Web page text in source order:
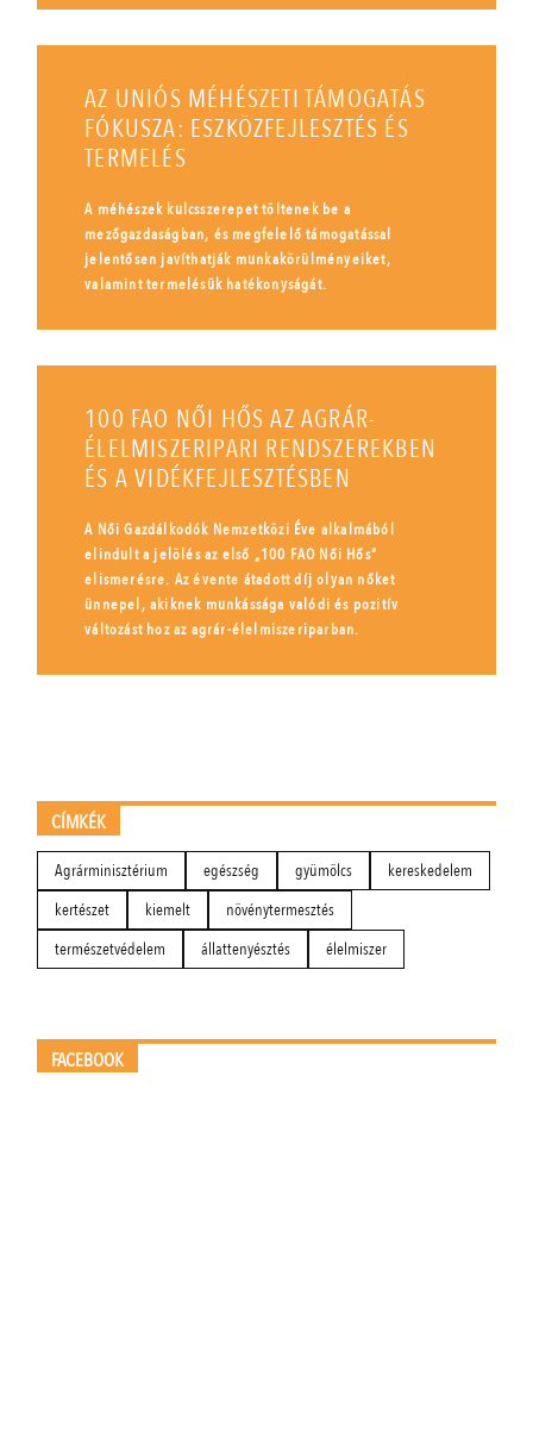
AZ UNIÓS MÉHÉSZETI TÁMOGATÁS
FÓKUSZA: ESZKÖZFEJLESZTÉS ÉS
TERMELÉS
A méhészek kulcsszerepet töltenek be a
mezőgazdaságban, és megfelelő támogatással
jelentősen javíthatják munkakörülményeiket,
valamint termelésük hatékonyságát.
100 FAO NŐI HŐS AZ AGRÁR-
ÉLELMISZERIPARI RENDSZEREKBEN
ÉS A VIDÉKFEJLESZTÉSBEN
A Női Gazdálkodók Nemzetközi Éve alkalmából
elindult a jelölés az első „100 FAO Női Hős”
elismerésre. Az évente átadott díj olyan nőket
ünnepel, akiknek munkássága valódi és pozitív
változást hoz az agrár-élelmiszeriparban.
CÍMKÉK
Agrárminisztérium egészség gyümölcs
kereskedelem
kertészet
kiemelt
növénytermesztés
természetvédelem
állattenyésztés élelmiszer
FACEBOOK